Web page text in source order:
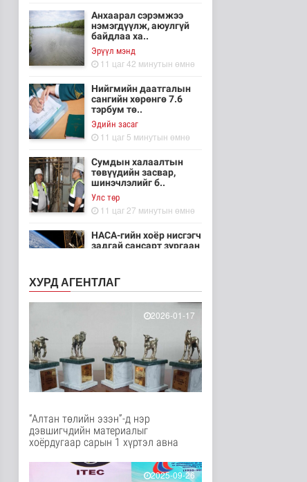
Анхаарал сэрэмжээ
нэмэгдүүлж, аюулгүй
байдлаа ха..
Эрүүл мэнд
11 цаг 42 минутын өмнө
Нийгмийн даатгалын
сангийн хөрөнгө 7.6
тэрбум тө..
Эдийн засаг
11 цаг 5 минутын өмнө
Сумдын халаалтын
төвүүдийн засвар,
шинэчлэлийг б..
Улс төр
11 цаг 27 минутын өмнө
НАСА-гийн хоёр нисгэгч
задгай сансарт зургаан
12 цаг 42 минутын өмнө
хамгаалахын тулд
Канадын иргэд мод бэ..
Дэлхийд
12 цаг 49 минутын өмнө
ЦАГ АГААР:
Улаанбаатарт шөнөдөө
Байгаль орчин
12 цаг 9 минутын өмнө
зөрчлийг E-Mongolia
системээр да..
ХУРД АГЕНТЛАГ
2026-01-17
“Алтан төлийн эзэн”-д нэр
дэвшигчдийн материалыг
хоёрдугаар сарын 1 хүртэл авна
2025-09-26